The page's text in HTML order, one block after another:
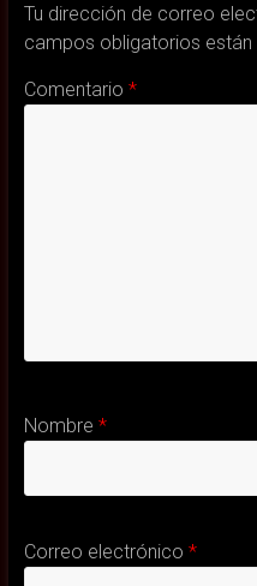
Tu dirección de correo
campos obligatorios
Comentario *
Nombre *
Correo electrónico *